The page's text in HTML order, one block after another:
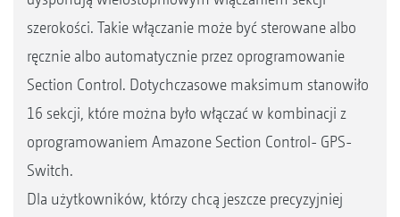
szerokości. Takie włączanie może być sterowane albo
ręcznie albo automatycznie przez oprogramowanie
Section Control. Dotychczasowe maksimum stanowiło
16 sekcji, które można było włączać w kombinacji z
oprogramowaniem Amazone Section Control- GPS-
Switch.
Dla użytkowników, którzy chcą jeszcze precyzyjniej